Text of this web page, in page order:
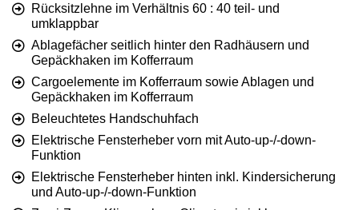
Rücksitzlehne im Verhältnis 60 : 40 teil- und
umklappbar
Ablagefächer seitlich hinter den Radhäusern und
Gepäckhaken im Kofferraum
Cargoelemente im Kofferraum sowie Ablagen und
Gepäckhaken im Kofferraum
Beleuchtetes Handschuhfach
Elektrische Fensterheber vorn mit Auto-up-/-down-
Funktion
Elektrische Fensterheber hinten inkl. Kindersicherung
und Auto-up-/-down-Funktion